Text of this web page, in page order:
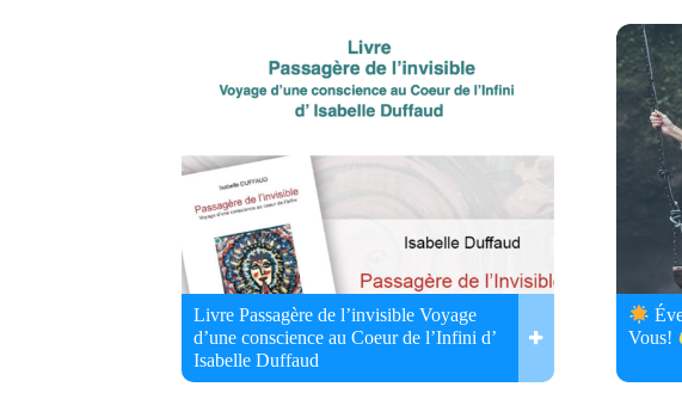
Livre Passagère de l’invisible Voyage
d’une conscience au Coeur de l’Infini d’
Isabelle Duffaud
Vous!